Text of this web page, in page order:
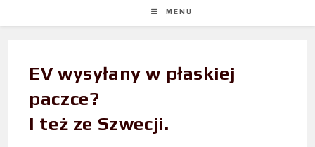
MENU
EV wysyłany w płaskiej
paczce?
I też ze Szwecji.